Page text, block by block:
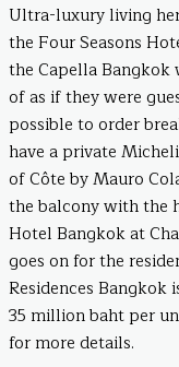
Ultra-luxury living
the Four Seasons
the Capella Bangkok
of as if they were
possible to order
have a private
of Côte by Mauro
the balcony with the
Hotel Bangkok at
goes on for the
Residences
35 million baht per
for more details.